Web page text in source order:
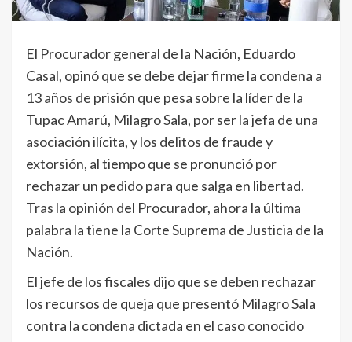
El Procurador general de la Nación, Eduardo
Casal, opinó que se debe dejar firme la condena a
13 años de prisión que pesa sobre la líder de la
Tupac Amarú, Milagro Sala, por ser la jefa de una
asociación ilícita, y los delitos de fraude y
extorsión, al tiempo que se pronunció por
rechazar un pedido para que salga en libertad.
Tras la opinión del Procurador, ahora la última
palabra la tiene la Corte Suprema de Justicia de la
Nación.
El jefe de los fiscales dijo que se deben rechazar
los recursos de queja que presentó Milagro Sala
contra la condena dictada en el caso conocido